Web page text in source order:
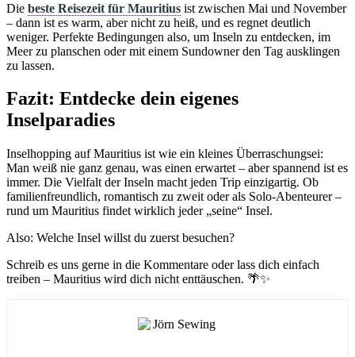
Die beste Reisezeit für Mauritius ist zwischen Mai und November
– dann ist es warm, aber nicht zu heiß, und es regnet deutlich
weniger. Perfekte Bedingungen also, um Inseln zu entdecken, im
Meer zu planschen oder mit einem Sundowner den Tag ausklingen
zu lassen.
Fazit: Entdecke dein eigenes
Inselparadies
Inselhopping auf Mauritius ist wie ein kleines Überraschungsei:
Man weiß nie ganz genau, was einen erwartet – aber spannend ist es
immer. Die Vielfalt der Inseln macht jeden Trip einzigartig. Ob
familienfreundlich, romantisch zu zweit oder als Solo-Abenteurer –
rund um Mauritius findet wirklich jeder „seine“ Insel.
Also: Welche Insel willst du zuerst besuchen?
Schreib es uns gerne in die Kommentare oder lass dich einfach
treiben – Mauritius wird dich nicht enttäuschen. 🌴✨